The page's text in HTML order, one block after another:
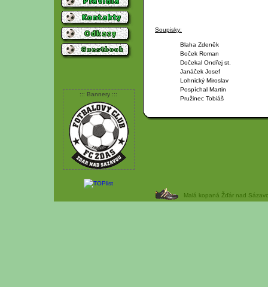
::: Bannery :::
Soupisky:
Blaha Zdeněk
Boček Roman
Dočekal Ondřej st.
Janáček Josef
Lohnický Miroslav
Pospíchal Martin
Pružinec Tobiáš
Malá kopaná Žďár nad